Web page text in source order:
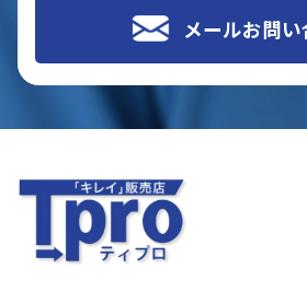
メールお問い